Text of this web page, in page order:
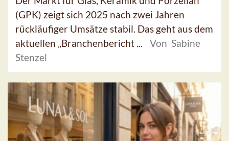
(GPK) zeigt sich 2025 nach zwei Jahren
rückläufiger Umsätze stabil. Das geht aus dem
aktuellen „Branchenbericht ...
Von Sabine
Stenzel